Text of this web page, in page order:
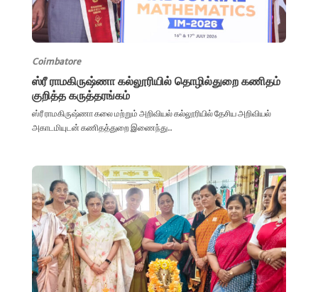
Coimbatore
ஸ்ரீ ராமகிருஷ்ணா கல்லூரியில் தொழில்துறை கணிதம்
குறித்த கருத்தரங்கம்
ஸ்ரீ ராமகிருஷ்ணா கலை மற்றும் அறிவியல் கல்லூரியில் தேசிய அறிவியல்
அகாடமியுடன் கணிதத்துறை இணைந்து...